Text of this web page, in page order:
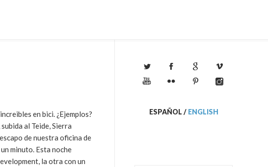
en bici. ¿Ejemplos?
al Teide, Sierra
de nuestra oficina de
minuto. Esta noche
la otra con un
ESPAÑOL / ENGLISH